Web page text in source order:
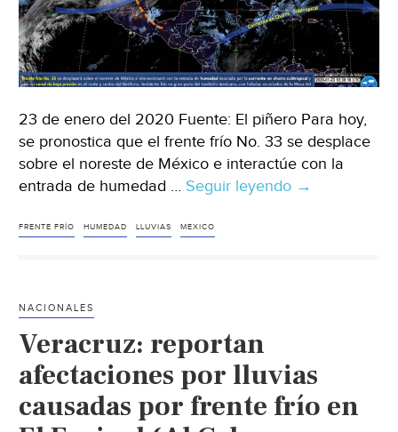
23 de enero del 2020 Fuente: El piñero Para hoy,
se pronostica que el frente frío No. 33 se desplace
sobre el noreste de México e interactúe con la
entrada de humedad … Seguir leyendo México:
noreste
(El
→
FRENTE FRÍO HUMEDAD LLUVIAS MEXICO
NACIONALES
Veracruz: reportan
afectaciones por lluvias
causadas por frente frío en